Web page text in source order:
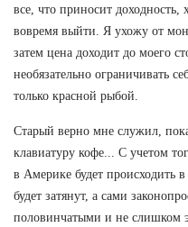
все, что приносит доходность,
вовремя выйти. Я ухожу от
затем цена доходит до моего
необязательно ограничивать
только красной рыбой.
Старый верно мне служил,
клавиатуру кофе... С учетом
в Америке будет происходить
будет затянут, а сами
половинчатыми и не слишком